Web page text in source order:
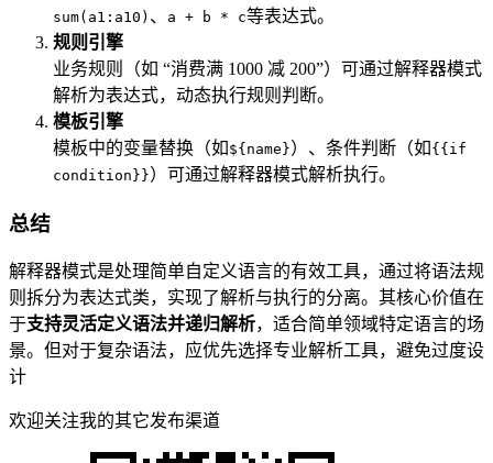
sum(a1:a10) 、 a + b * c等表达式。
规则引擎
业务规则（如 “消费满 1000 减 200”）可通过解释器模式
解析为表达式，动态执行规则判断。
模板引擎
模板中的变量替换（如 ${name}）、条件判断（如 {{if
condition}}）可通过解释器模式解析执行。
总结
解释器模式是处理简单自定义语言的有效工具，通过将语法规
则拆分为表达式类，实现了解析与执行的分离。其核心价值在
于支持灵活定义语法并递归解析，适合简单领域特定语言的场
景。但对于复杂语法，应优先选择专业解析工具，避免过度设
计
欢迎关注我的其它发布渠道